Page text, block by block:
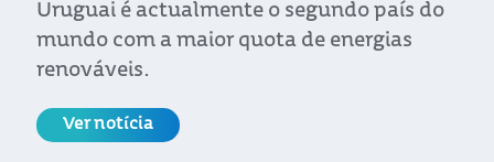
Uruguai é actualmente o segundo país do
mundo com a maior quota de energias
renováveis.
Ver notícia